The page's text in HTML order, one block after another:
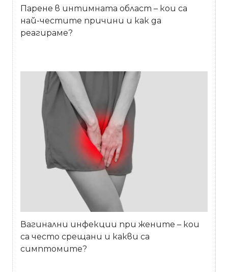
Парене в интимната област – кои са
най-честите причини и как да
реагираме?
Вагинални инфекции при жените – кои
са често срещани и какви са
симптомите?